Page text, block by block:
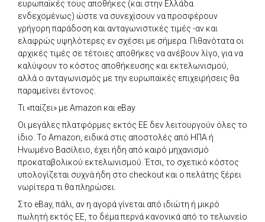
ευρωπαϊκές τους αποθήκες (και στην Ελλάδα
ενδεχομένως) ώστε να συνεχίσουν να προσφέρουν
γρήγορη παράδοση και ανταγωνιστικές τιμές -αν και
ελαφρώς υψηλότερες εν σχέσει με σήμερα. Πιθανότατα οι
αρχικές τιμές σε τέτοιες αποθήκες να ανέβουν λίγο, για να
καλύψουν το κόστος αποθήκευσης και εκτελωνισμού,
αλλά ο ανταγωνισμός με την ευρωπαϊκές επιχειρήσεις θα
παραμείνει έντονος.
Τι «παίζει» με Amazon και eBay
Οι μεγάλες πλατφόρμες εκτός ΕΕ δεν λειτουργούν όλες το
ίδιο. Το Amazon, ειδικά στις αποστολές από ΗΠΑ ή
Ηνωμένο Βασίλειο, έχει ήδη από καιρό μηχανισμό
προκαταβολικού εκτελωνισμού. Έτσι, το σχετικό κόστος
υπολογίζεται συχνά ήδη στο checkout και ο πελάτης ξέρει
νωρίτερα τι θα πληρώσει.
Στο eBay, πάλι, αν η αγορά γίνεται από ιδιώτη ή μικρό
πωλητή εκτός ΕΕ, το δέμα περνά κανονικά από το τελωνείο